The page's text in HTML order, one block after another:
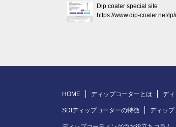
Dip coater special site
https://www.dip-coater.net/
HOME ディップコーターとは デ
SDIディップコーターの特徴 ディップ